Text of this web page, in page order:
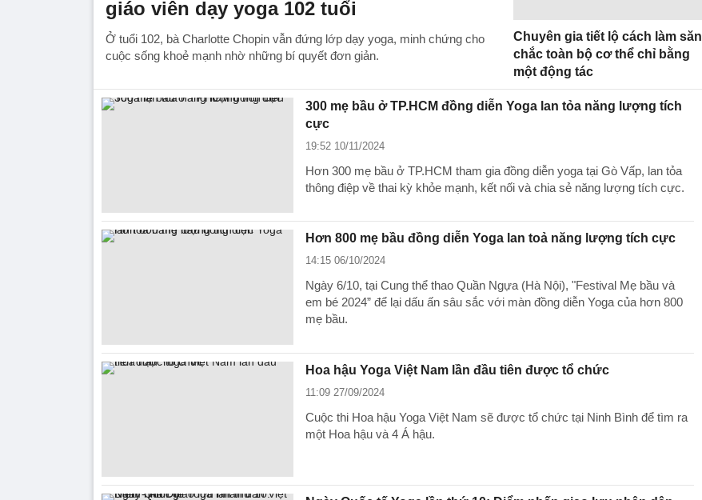
giáo viên dạy yoga 102 tuổi
Ở tuổi 102, bà Charlotte Chopin vẫn đứng lớp dạy yoga, minh chứng cho
cuộc sống khoẻ mạnh nhờ những bí quyết đơn giản.
Chuyên gia tiết lộ cách làm săn
chắc toàn bộ cơ thể chỉ bằng
một động tác
300 mẹ bầu ở TP.HCM đồng diễn Yoga lan tỏa năng lượng tích
cực
19:52 10/11/2024
Hơn 300 mẹ bầu ở TP.HCM tham gia đồng diễn yoga tại Gò Vấp, lan tỏa
thông điệp về thai kỳ khỏe mạnh, kết nối và chia sẻ năng lượng tích cực.
Hơn 800 mẹ bầu đồng diễn Yoga lan toả năng lượng tích cực
14:15 06/10/2024
Ngày 6/10, tại Cung thể thao Quần Ngựa (Hà Nội), "Festival Mẹ bầu và
em bé 2024” để lại dấu ấn sâu sắc với màn đồng diễn Yoga của hơn 800
mẹ bầu.
Hoa hậu Yoga Việt Nam lần đầu tiên được tổ chức
11:09 27/09/2024
Cuộc thi Hoa hậu Yoga Việt Nam sẽ được tổ chức tại Ninh Bình để tìm ra
một Hoa hậu và 4 Á hậu.